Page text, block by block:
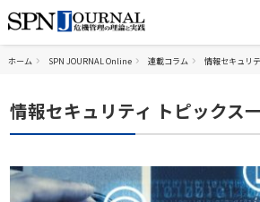
ホーム SPN JOURNAL Online 連載コラム 情報セキュリ
情報セキュリティ トピックス